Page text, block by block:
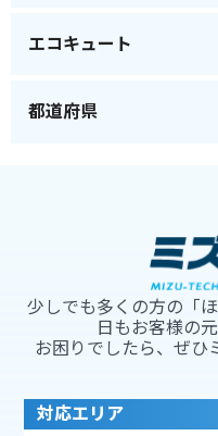
エコキュート
少しでも多くの方の「
日もお客様の
お困りでしたら、ぜひ
対応エリア